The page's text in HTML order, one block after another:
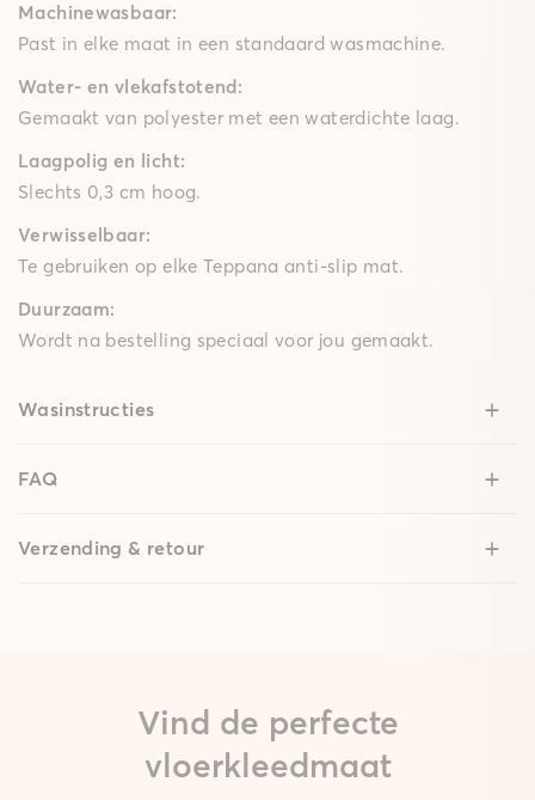
Machinewasbaar:
Past in elke maat in een standaard wasmachine.
Water- en vlekafstotend:
Gemaakt van polyester met een waterdichte laag.
Laagpolig en licht:
Slechts 0,3 cm hoog.
Verwisselbaar:
Te gebruiken op elke Teppana anti-slip mat.
Duurzaam:
Wordt na bestelling speciaal voor jou gemaakt.
Wasinstructies
FAQ
Verzending & retour
Vind de perfecte
vloerkleedmaat